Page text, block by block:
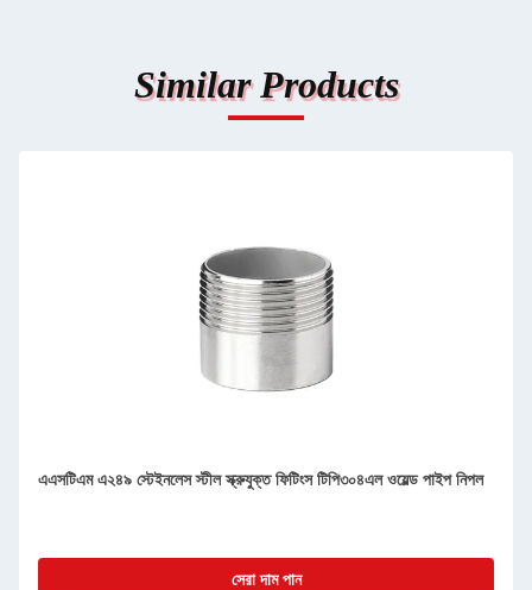
Similar Products
এএসটিএম এ২৪৯ স্টেইনলেস স্টীল স্ক্রুযুক্ত ফিটিংস টিপি৩০৪এল ওয়েল্ড পাইপ নিপল
সেরা দাম পান